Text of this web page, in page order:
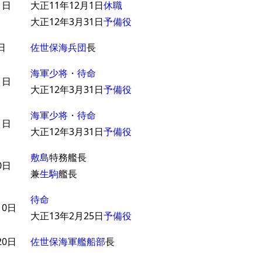
大正11年12月1日休職
大正12年3月31日予備役
佐世保海兵団長
海軍少将 ・ 待命
大正12年3月31日予備役
海軍少将 ・ 待命
大正12年3月31日予備役
敷島特務艦長
兼生駒艦長
日
待命
大正13年2月25日予備役
日
佐世保海軍艦船部長